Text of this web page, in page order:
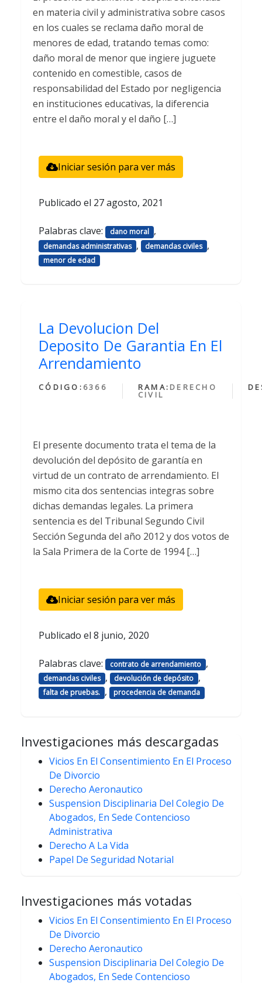
en materia civil y administrativa sobre casos
en los cuales se reclama daño moral de
menores de edad, tratando temas como:
daño moral de menor que ingiere juguete
contenido en comestible, casos de
responsabilidad del Estado por negligencia
en instituciones educativas, la diferencia
entre el daño moral y el daño […]
Iniciar sesión para ver más
Publicado el 27 agosto, 2021
Palabras clave: dano moral ,
demandas administrativas , demandas civiles ,
menor de edad
La Devolucion Del
Deposito De Garantia En El
Arrendamiento
CÓDIGO: 6366 RAMA: DERECHO
CIVIL
El presente documento trata el tema de la
devolución del depósito de garantía en
virtud de un contrato de arrendamiento. El
mismo cita dos sentencias integras sobre
dichas demandas legales. La primera
sentencia es del Tribunal Segundo Civil
Sección Segunda del año 2012 y dos votos de
la Sala Primera de la Corte de 1994 […]
Iniciar sesión para ver más
Publicado el 8 junio, 2020
Palabras clave: contrato de arrendamiento ,
demandas civiles , devolución de depósito ,
falta de pruebas. , procedencia de demanda
Investigaciones más descargadas
Vicios En El Consentimiento En El Proceso
De Divorcio
Derecho Aeronautico
Suspension Disciplinaria Del Colegio De
Abogados, En Sede Contencioso
Administrativa
Derecho A La Vida
Papel De Seguridad Notarial
Investigaciones más votadas
Vicios En El Consentimiento En El Proceso
De Divorcio
Derecho Aeronautico
Suspension Disciplinaria Del Colegio De
Abogados, En Sede Contencioso